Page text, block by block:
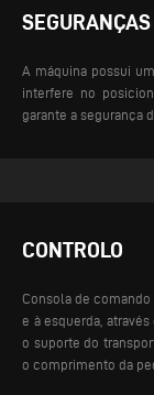
SEGURANÇAS
A máquina possui
interfere no
garante a segurança
CONTROLO
Consola de
e à esquerda,
o suporte do
o comprimento da